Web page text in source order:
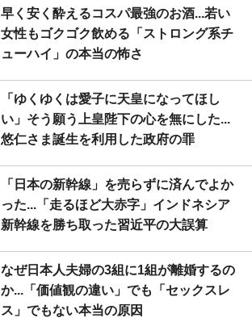
早く安く酔えるコスパ最強のお酒...若い
女性もゴクゴク飲める「ストロング系チ
ューハイ」の本当の怖さ
「ゆくゆくは愛子に天皇になってほし
い」そう願う上皇陛下の心を無にした...
悠仁さま誕生を利用した政府の罪
「日本の新幹線」を売らずに済んでよか
った...「走るほど大赤字」インドネシア
新幹線を勝ち取った習近平の大誤算
なぜ日本人夫婦の3組に1組が離婚するの
か...「価値観の違い」でも「セックスレ
ス」でもない本当の原因